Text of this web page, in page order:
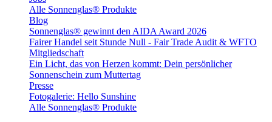
Alle Sonnenglas® Produkte
Blog
Sonnenglas® gewinnt den AIDA Award 2026
Fairer Handel seit Stunde Null - Fair Trade Audit & WFTO
Mitgliedschaft
Ein Licht, das von Herzen kommt: Dein persönlicher
Sonnenschein zum Muttertag
Presse
Fotogalerie: Hello Sunshine
Alle Sonnenglas® Produkte